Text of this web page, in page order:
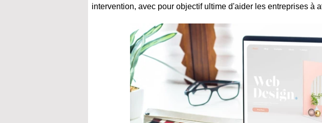
intervention, avec pour objectif ultime d'aider les entreprises à